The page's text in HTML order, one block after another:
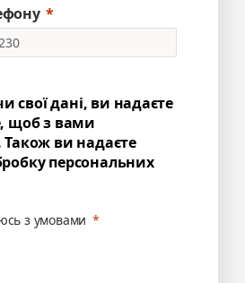
свої дані, ви надаєте
щоб з вами
Також ви надаєте
персональних
з умовами